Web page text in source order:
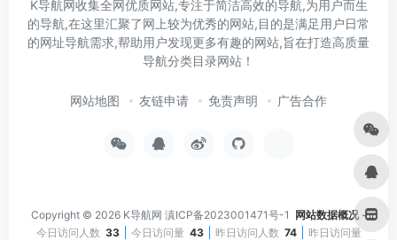
K导航网收集全网优质网站,专注于简洁高效的导航,为用户而生
的导航,在这里汇聚了网上较为优秀的网站,目的是满足用户日常
的网址导航需求,帮助用户发现更多有趣的网站,旨在打造高质量
导航分类目录网站！
网站地图 友链申请 免责声明 广告合作
Copyright © 2026 K导航网 滇ICP备2023001471号-1 网站数据概况 -
今日访问人数 33 今日访问量 43 昨日访问人数 74 昨日访问量